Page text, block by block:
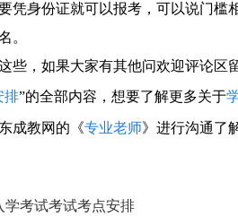
凭身份证就可以报考，可以说门槛
。
些，如果大家有其他问欢迎评论区
排”的全部内容，想要了解更多关于
成教网的《专业老师》进行沟通了
学考试考试考点安排